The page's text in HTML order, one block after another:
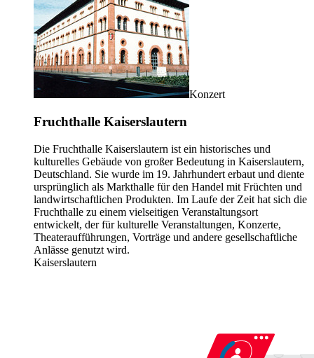
Konzert
Fruchthalle Kaiserslautern
Die Fruchthalle Kaiserslautern ist ein historisches und
kulturelles Gebäude von großer Bedeutung in Kaiserslautern,
Deutschland. Sie wurde im 19. Jahrhundert erbaut und diente
ursprünglich als Markthalle für den Handel mit Früchten und
landwirtschaftlichen Produkten. Im Laufe der Zeit hat sich die
Fruchthalle zu einem vielseitigen Veranstaltungsort
entwickelt, der für kulturelle Veranstaltungen, Konzerte,
Theateraufführungen, Vorträge und andere gesellschaftliche
Anlässe genutzt wird.
Kaiserslautern